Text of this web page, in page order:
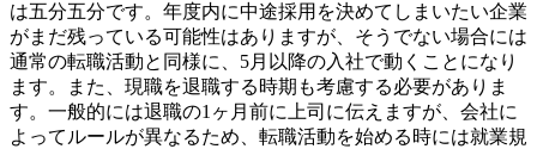
は五分五分です。年度内に中途採用を決めてしまいたい企業
がまだ残っている可能性はありますが、そうでない場合には
通常の転職活動と同様に、5月以降の入社で動くことになり
ます。また、現職を退職する時期も考慮する必要がありま
す。一般的には退職の1ヶ月前に上司に伝えますが、会社に
よってルールが異なるため、転職活動を始める時には就業規